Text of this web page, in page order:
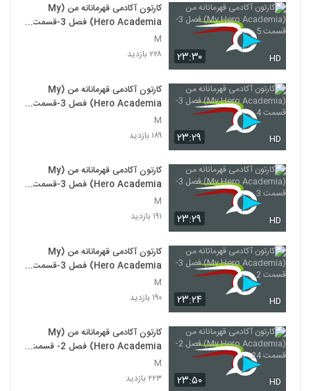
۲۳:۳۰ HD
کارتون آکادمی قهرمانانه من (My
Hero Academia) فصل 3-قسمت
5
M
۲۲۸ بازدید
۲۳:۲۹ HD
کارتون آکادمی قهرمانانه من (My
Hero Academia) فصل 3-قسمت
4
M
۱۸۹ بازدید
۲۳:۲۹ HD
کارتون آکادمی قهرمانانه من (My
Hero Academia) فصل 3-قسمت
3
M
۱۹۱ بازدید
۲۳:۲۴ HD
کارتون آکادمی قهرمانانه من (My
Hero Academia) فصل 3-قسمت
2
M
۱۹۰ بازدید
۲۳:۵۰ HD
کارتون آکادمی قهرمانانه من (My
Hero Academia) فصل 2- قسمت
24
M
۲۲۳ بازدید